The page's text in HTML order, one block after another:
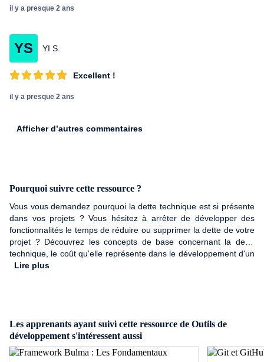
il y a presque 2 ans
YS YI S.
Excellent !
il y a presque 2 ans
Afficher d’autres commentaires
Pourquoi suivre cette ressource ?
Vous vous demandez pourquoi la dette technique est si présente
dans vos projets ? Vous hésitez à arrêter de développer des
fonctionnalités le temps de réduire ou supprimer la dette de votre
projet ? Découvrez les concepts de base concernant la dette
technique, le coût qu'elle représente dans le développement d'un
projet et vous verrez comment optimiser la qualité dans le code
Lire plus
Les apprenants ayant suivi cette ressource de Outils de
développement s'intéressent aussi